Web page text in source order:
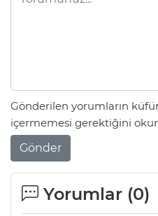
Gönderilen yorumların
içermemesi gerektiğini
Gönder
Yorumlar (0)